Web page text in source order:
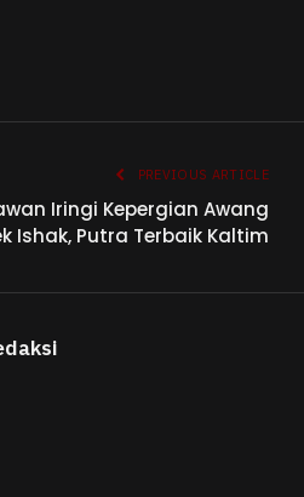
PREVIOUS ARTICLE
Iringi Kepergian Awang
Ishak, Putra Terbaik Kaltim